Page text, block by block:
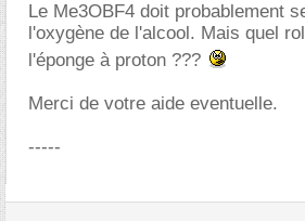
Le Me3OBF4 doit probablement
l'oxygène de l'alcool. Mais quel
l'éponge à proton ???
Merci de votre aide eventuelle.
-----